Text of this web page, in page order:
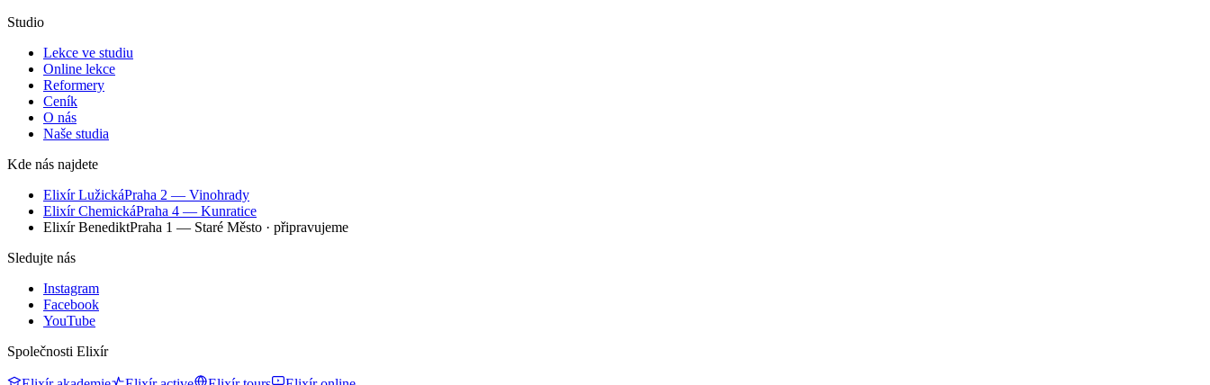
Studio
Lekce ve studiu
Online lekce
Reformery
Ceník
O nás
Naše studia
Kde nás najdete
Elixír LužickáPraha 2 — Vinohrady
Elixír ChemickáPraha 4 — Kunratice
Elixír BenediktPraha 1 — Staré Město · připravujeme
Sledujte nás
Instagram
Facebook
YouTube
Společnosti Elixír